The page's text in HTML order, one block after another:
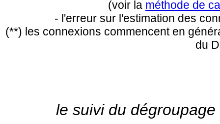
(voir la méthode de
- l'erreur sur l'estimation des
(**) les connexions commencent en
du
le suivi du